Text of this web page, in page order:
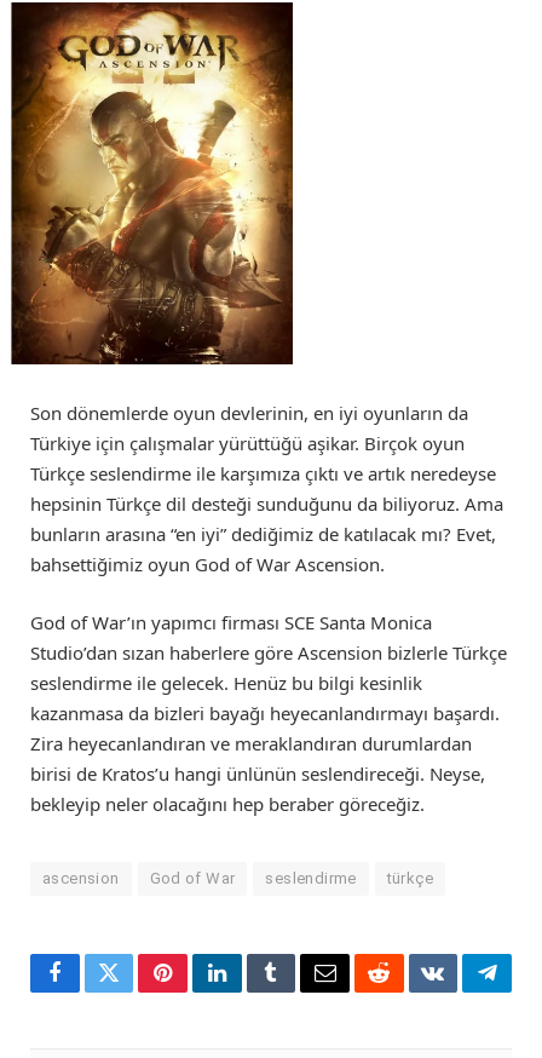
Son dönemlerde oyun devlerinin, en iyi oyunların da
Türkiye için çalışmalar yürüttüğü aşikar. Birçok oyun
Türkçe seslendirme ile karşımıza çıktı ve artık neredeyse
hepsinin Türkçe dil desteği sunduğunu da biliyoruz. Ama
bunların arasına “en iyi” dediğimiz de katılacak mı? Evet,
bahsettiğimiz oyun God of War Ascension.
God of War’ın yapımcı firması SCE Santa Monica
Studio’dan sızan haberlere göre Ascension bizlerle Türkçe
seslendirme ile gelecek. Henüz bu bilgi kesinlik
kazanmasa da bizleri bayağı heyecanlandırmayı başardı.
Zira heyecanlandıran ve meraklandıran durumlardan
birisi de Kratos’u hangi ünlünün seslendireceği. Neyse,
bekleyip neler olacağını hep beraber göreceğiz.
ascension God of War seslendirme türkçe
FacebookTwitterPinterestLinkedInTumblrEmailRedditVKontakte